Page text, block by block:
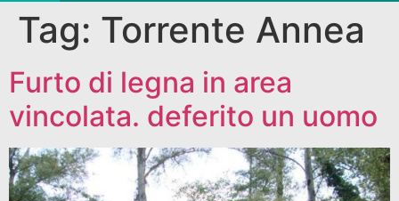
Tag: Torrente Annea
Furto di legna in area
vincolata. deferito un uomo